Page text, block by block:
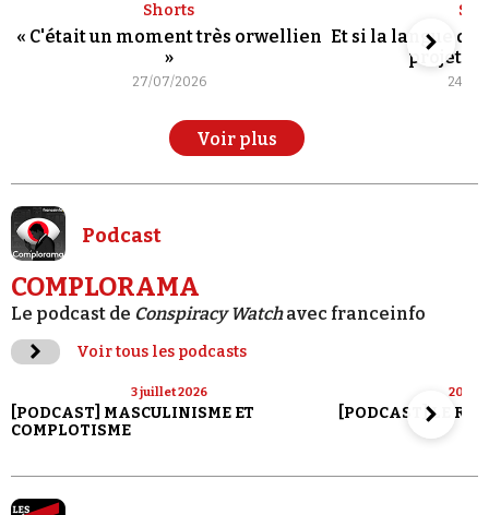
Shorts
« C'était un moment très orwellien
»
27/07/2026
Et si la langue de
projet
24/
Voir plus
Podcast
COMPLORAMA
Le podcast de Conspiracy Watchavec franceinfo
Voir tous les podcasts
3 juillet 2026
[PODCAST] MASCULINISME ET
COMPLOTISME
20
[PODCAST] LE